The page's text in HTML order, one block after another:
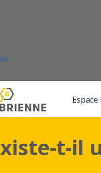
s'ouvre dans un
Base de connaissances
t-il